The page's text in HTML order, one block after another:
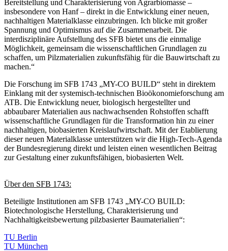
Bereitstellung und Charakterisierung von Agrarbiomasse –
insbesondere von Hanf – direkt in die Entwicklung einer neuen,
nachhaltigen Materialklasse einzubringen. Ich blicke mit großer
Spannung und Optimismus auf die Zusammenarbeit. Die
interdisziplinäre Aufstellung des SFB bietet uns die einmalige
Möglichkeit, gemeinsam die wissenschaftlichen Grundlagen zu
schaffen, um Pilzmaterialien zukunftsfähig für die Bauwirtschaft zu
machen.“
Die Forschung im SFB 1743 „MY-CO BUILD“ steht in direktem
Einklang mit der systemisch-technischen Bioökonomieforschung am
ATB. Die Entwicklung neuer, biologisch hergestellter und
abbaubarer Materialien aus nachwachsenden Rohstoffen schafft
wissenschaftliche Grundlagen für die Transformation hin zu einer
nachhaltigen, biobasierten Kreislaufwirtschaft. Mit der Etablierung
dieser neuen Materialklasse unterstützen wir die High-Tech-Agenda
der Bundesregierung direkt und leisten einen wesentlichen Beitrag
zur Gestaltung einer zukunftsfähigen, biobasierten Welt.
Über den SFB 1743:
Beteiligte Institutionen am SFB 1743 „MY-CO BUILD:
Biotechnologische Herstellung, Charakterisierung und
Nachhaltigkeitsbewertung pilzbasierter Baumaterialien“:
TU Berlin
TU München